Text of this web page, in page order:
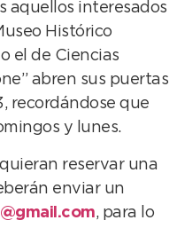
aquellos interesados
Histórico
el de Ciencias
abren sus puertas
recordándose que
y lunes.
reservar una
enviar un
, para lo